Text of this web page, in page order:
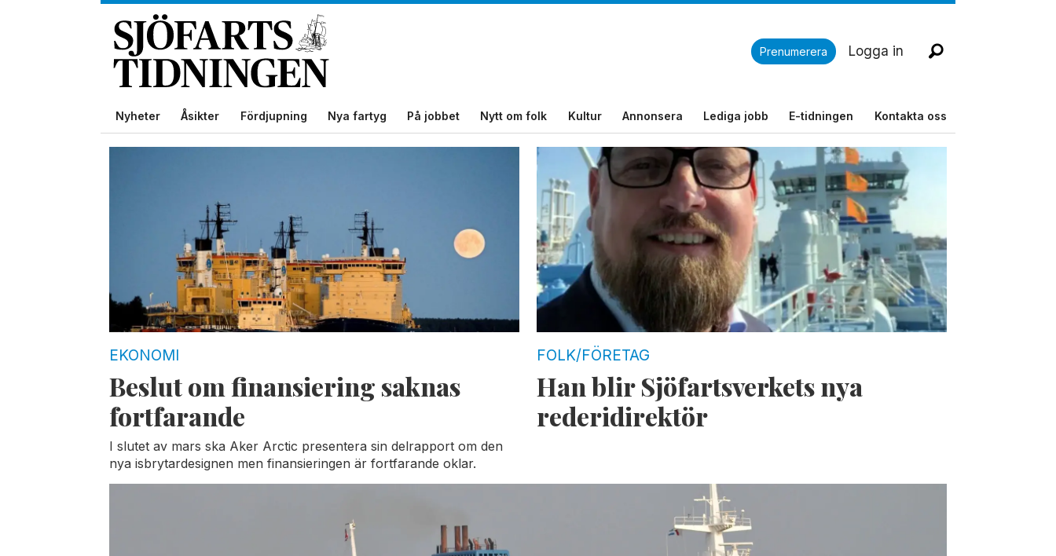
Prenumerera Logga in
Nyheter Åsikter Fördjupning Nya fartyg På jobbet Nytt om folk Kultur Annonsera Lediga jobb E-tidningen Kontakta oss
EKONOMI
Beslut om finansiering saknas
fortfarande
I slutet av mars ska Aker Arctic presentera sin delrapport om den
nya isbrytardesignen men finansieringen är fortfarande oklar.
FOLK/FÖRETAG
Han blir Sjöfartsverkets nya
rederidirektör